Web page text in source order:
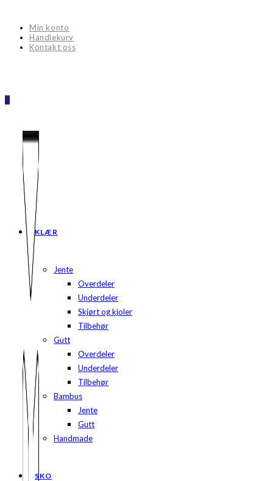
contentMin konto
Handlekurv
Kontakt oss
0
KLÆR
Jente
Overdeler
Underdeler
Skjørt og kjoler
Tilbehør
Gutt
Overdeler
Underdeler
Tilbehør
Bambus
Jente
Gutt
Handmade
SKO